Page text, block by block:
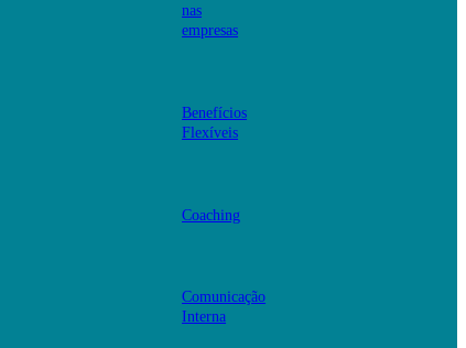
nas
empresas
Benefícios
Flexíveis
Coaching
Comunicação
Interna